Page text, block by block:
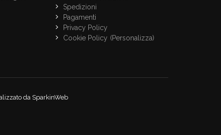
Spedizioni
Pagamenti
Privacy Policy
Cookie Policy (Personalizza)
da SparkinWeb